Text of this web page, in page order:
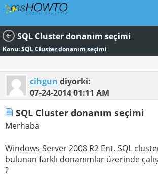
SQL Cluster donanım seçimi
Konu:SQL Cluster donanım seçimi
cihgun diyorki:
07-24-201401:11 AM
SQL Cluster donanım seçimi
Merhaba
Windows Server 2008 R2 Ent. SQL
bulunan farklı donanımlar üzerinde
?